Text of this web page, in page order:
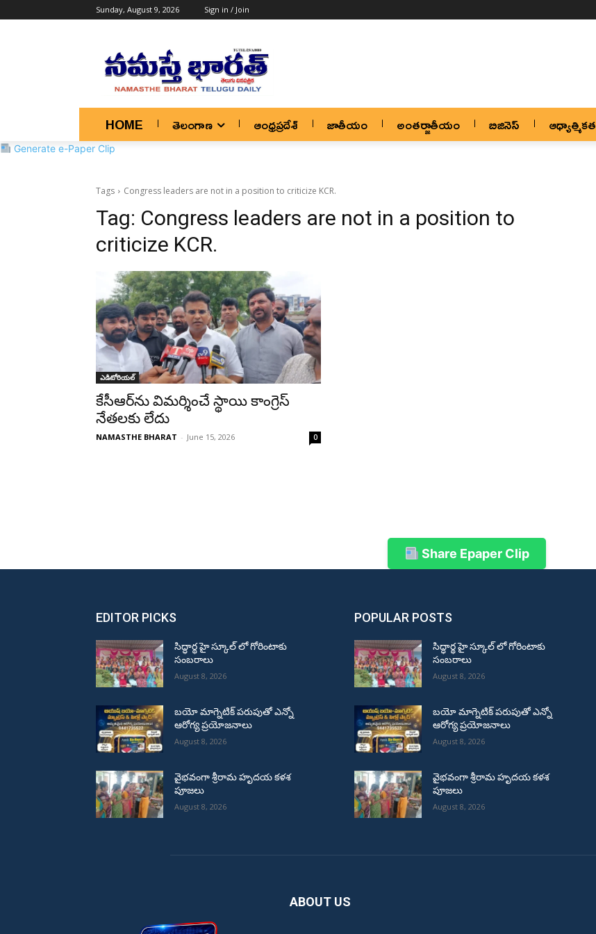
Sunday, August 9, 2026 Sign in / Join
HOME తెలంగాణ ఆంధ్రప్రదేశ్ జాతీయం అంతర్జాతీయం బిజినెస్ ఆధ్యాత్మికత
Generate e-Paper Clip
Tags Congress leaders are not in a position to criticize KCR.
Tag: Congress leaders are not in a position to
criticize KCR.
ఎడిటోరియల్
కేసీఆర్‌ను విమర్శించే స్థాయి కాంగ్రెస్
నేతలకు లేదు
NAMASTHE BHARAT - June 15, 2026 0
Share Epaper Clip
EDITOR PICKS
సిద్ధార్థ హై స్కూల్ లో గోరింటాకు
సంబరాలు
August 8, 2026
బయో మాగ్నెటిక్ పరుపుతో ఎన్నో
ఆరోగ్య ప్రయోజనాలు
August 8, 2026
వైభవంగా శ్రీరామ హృదయ కళశ
పూజలు
August 8, 2026
POPULAR POSTS
సిద్ధార్థ హై స్కూల్ లో గోరింటాకు
సంబరాలు
August 8, 2026
బయో మాగ్నెటిక్ పరుపుతో ఎన్నో
ఆరోగ్య ప్రయోజనాలు
August 8, 2026
వైభవంగా శ్రీరామ హృదయ కళశ
పూజలు
August 8, 2026
ABOUT US